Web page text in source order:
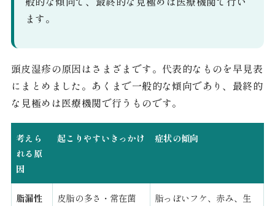
ます。
頭皮湿疹の原因はさまざまです。代表的なものを早見表
にまとめました。あくまで一般的な傾向であり、最終的
な見極めは医療機関で行うものです。
考えら
れる原
因
起こりやすいきっかけ 症状の傾向
脂漏性
皮脂の多さ・常在菌
脂っぽいフケ、赤み、生